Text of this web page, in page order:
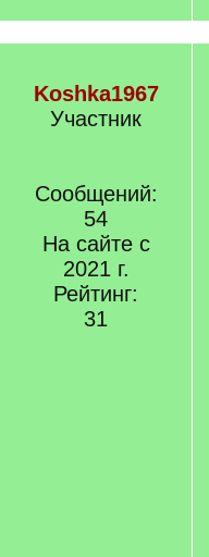
Koshka1967
Участник
Сообщений:
54
На сайте с
2021 г.
Рейтинг:
31